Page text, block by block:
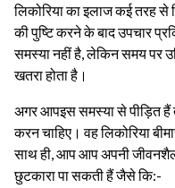
लिकोरिया का इलाज कई तरह
की पुष्टि करने के बाद उपचार
समस्या नहीं है, लेकिन समय पर
खतरा होता है।
अगर आपइस समस्या से पीड़ित हैं
करन चाहिए। वह लिकोरिया
साथ ही, आप आप अपनी
छुटकारा पा सकती हैं जैसे कि:-